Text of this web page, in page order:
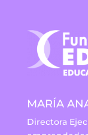
MARÍA
Directora